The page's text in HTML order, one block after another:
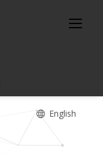
English